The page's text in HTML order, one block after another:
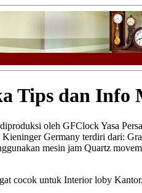
Tips dan Info
oleh GFClock Yasa
Germany terdiri dari:
mesin jam Quartz
cocok untuk Interior loby